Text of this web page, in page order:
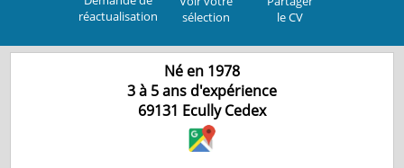
réactualisation
sélection
le CV
Né en 1978
3 à 5 ans d'expérience
69131 Ecully Cedex